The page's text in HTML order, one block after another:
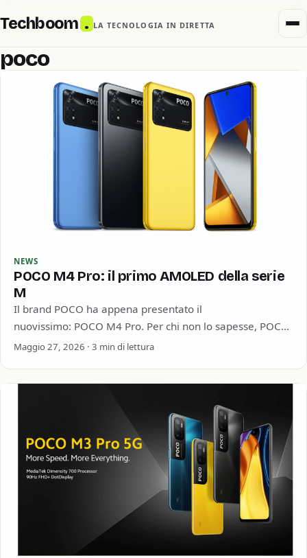
Techboom . LA TECNOLOGIA IN DIRETTA
poco
NEWS
POCO M4 Pro: il primo AMOLED della serie
M
Il brand POCO ha appena presentato il
nuovissimo: POCO M4 Pro. Per chi non lo sapesse, POCO
è un marchio nato con la nota…
Maggio 27, 2026 · 3 min di lettura